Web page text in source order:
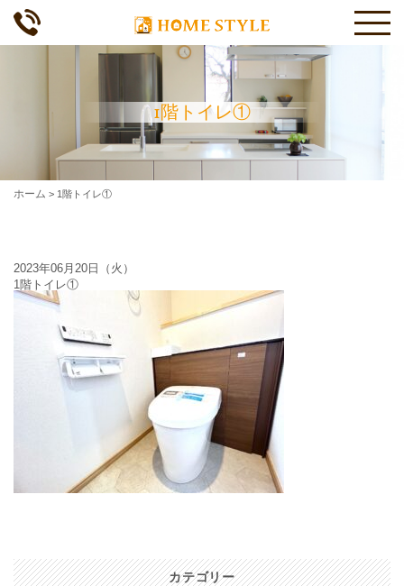
1階トイレ①
ホーム > 1階トイレ①
2023年06月20日（火）
1階トイレ①
カテゴリー